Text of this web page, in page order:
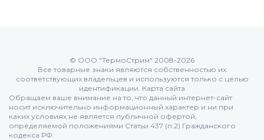
Elco
Mizudo
© ООО "ТермоСтрим" 2008-2026
Все товарные знаки являются собственностью их
соответствующих владельцев и используются только с целью
идентификации. Карта сайта
Обращаем ваше внимание на то, что данный интернет-сайт
носит исключительно информационный характер и ни при
каких условиях не является публичной офертой,
определяемой положениями Статьи 437 (п.2) Гражданского
кодекса РФ: